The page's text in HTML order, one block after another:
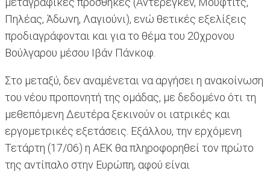
Πηλέας, Άδωνη, Λαγιούνι), ενώ θετικές εξελίξεις
προδιαγράφονται και για το θέμα του 20χρονου
Βούλγαρου μέσου Ιβάν Πάνκοφ.
Στο μεταξύ, δεν αναμένεται να αργήσει η ανακοίνωση
του νέου προπονητή της ομάδας, με δεδομένο ότι τη
μεθεπόμενη Δευτέρα ξεκινούν οι ιατρικές και
εργομετρικές εξετάσεις. Εξάλλου, την ερχόμενη
Τετάρτη (17/06) η ΑΕΚ θα πληροφορηθεί τον πρώτο
της αντίπαλο στην Ευρώπη, αφού είναι